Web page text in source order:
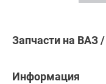
Запчасти на ВАЗ
Информация